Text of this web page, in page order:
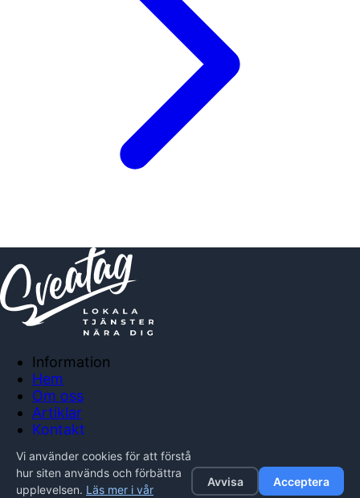
Information
Hem
Om oss
Artiklar
Kontakt
Integritetspolicy
Vi använder cookies för att förstå
hur siten används och förbättra
upplevelsen. Läs mer i vår
Avvisa Acceptera